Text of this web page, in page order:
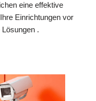
eine effektive
Einrichtungen vor
.